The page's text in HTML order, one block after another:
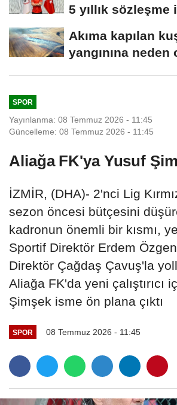
5 yıllık sözleşme
Akıma kapılan
yangınına neden
SPOR
Yayınlanma: 08 Temmuz 2026 - 11:45
Güncelleme: 08 Temmuz 2026 - 11:45
Aliağa FK'ya Yusuf
İZMİR, (DHA)- 2'nci Lig
sezon öncesi bütçesini
kadronun önemli bir kısmı,
Sportif Direktör Erdem
Direktör Çağdaş Çavuş'la
Aliağa FK'da yeni çalıştırıcı
Şimşek isme ön plana çıktı
SPOR 08 Temmuz 2026 - 11:45